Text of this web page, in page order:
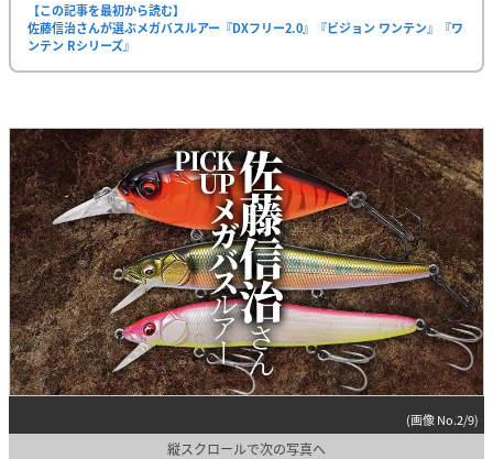
【この記事を最初から読む】
佐藤信治さんが選ぶメガバスルアー『DXフリー2.0』『ビジョン ワンテン』『ワ
ンテン Rシリーズ』
(画像 No.2/9)
縦スクロールで次の写真へ